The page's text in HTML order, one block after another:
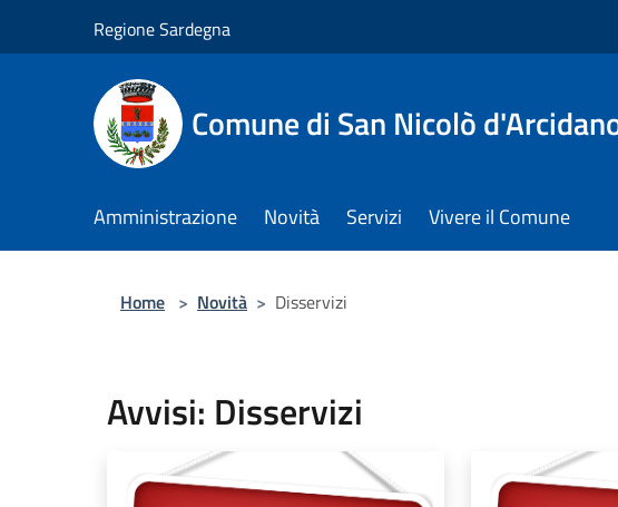
Regione Sardegna
Comune di San Nicolò
Amministrazione Novità Servizi Vivere il Comune
Home > Novità > Disservizi
Avvisi: Disservizi